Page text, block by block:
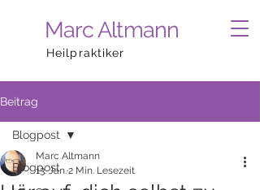
Marc Altmann
Heilpraktiker
Beitrag
Blogpost
Blogpost
Marc Altmann
13. Jan.2 Min. Lesezeit